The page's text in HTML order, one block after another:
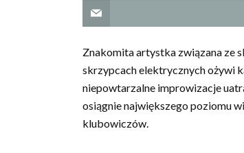
Znakomita artystka związana ze
skrzypcach elektrycznych ożywi
niepowtarzalne improwizacje
osiągnie największego poziomu
klubowiczów.